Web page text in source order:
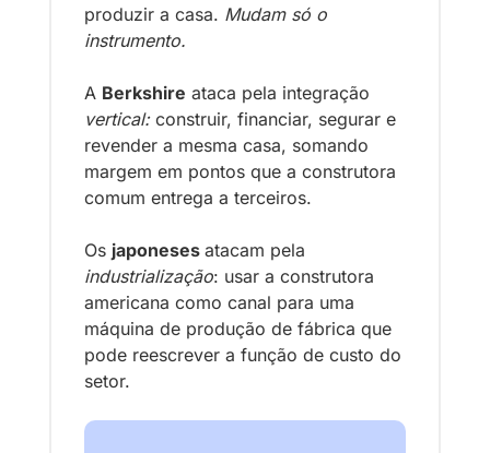
produzir a casa. Mudam só o
instrumento.
A Berkshire
vertical: construir, financiar, segurar e
revender a mesma casa, somando
margem em pontos que a construtora
comum entrega a terceiros.
Os japoneses atacam pela
industrialização: usar a construtora
americana como canal para uma
máquina de produção de fábrica que
pode reescrever a função de custo do
setor.